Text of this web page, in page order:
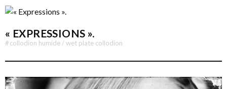
« EXPRESSIONS ».
#collodion humide / wet plate collodion